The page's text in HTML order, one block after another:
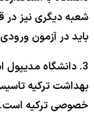
شعبه دیگری نیز در
باید در آزمون
بهداشت ترکیه
خصوصی ترکیه است.